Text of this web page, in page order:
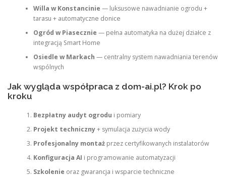
Willa w Konstancinie — luksusowe nawadnianie ogrodu +
tarasu + automatyczne donice
Ogród w Piasecznie — pełna automatyka na dużej działce z
integracją Smart Home
Osiedle w Markach — centralny system nawadniania terenów
wspólnych
Jak wygląda współpraca z dom-ai.pl? Krok po
kroku
Bezpłatny audyt ogrodu i pomiary
Projekt techniczny+ symulacja zużycia wody
Profesjonalny montażprzez certyfikowanych instalatorów
Konfiguracja AI i programowanie automatyzacji
Szkolenie oraz gwarancja i wsparcie techniczne